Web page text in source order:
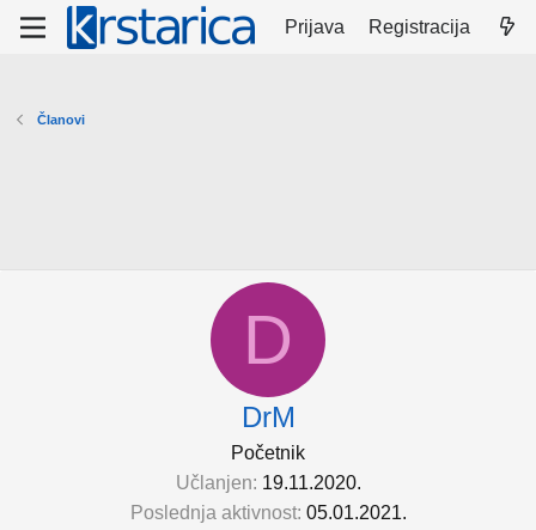
Prijava Registracija
Članovi
D
DrM
Početnik
Učlanjen 19.11.2020.
Poslednja aktivnost 05.01.2021.